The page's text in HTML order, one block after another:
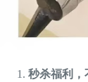
秒杀福利，